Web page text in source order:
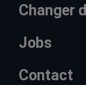
Changer
Jobs
Contact